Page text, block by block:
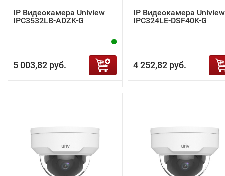
IP Видеокамера Uniview
IPC3532LB-ADZK-G
5 003,82 руб.
IP Видеокамера Uniview
IPC324LE-DSF40K-G
4 252,82 руб.